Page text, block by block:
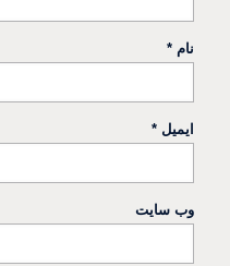
نام *
ایمیل *
وب‌ سایت